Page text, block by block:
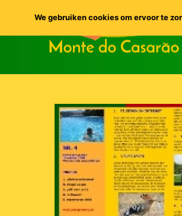
We gebruiken cookies om ervoor te